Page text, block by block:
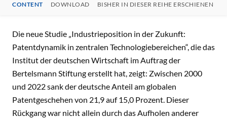
CONTENT DOWNLOAD BISHER IN DIESER REIHE ERSCHIENEN
CONTENT
Die neue Studie „Industrieposition in der Zukunft:
Patentdynamik in zentralen Technologiebereichen“, die das
Institut der deutschen Wirtschaft im Auftrag der
Bertelsmann Stiftung erstellt hat, zeigt: Zwischen 2000
und 2022 sank der deutsche Anteil am globalen
Patentgeschehen von 21,9 auf 15,0 Prozent. Dieser
Rückgang war nicht allein durch das Aufholen anderer